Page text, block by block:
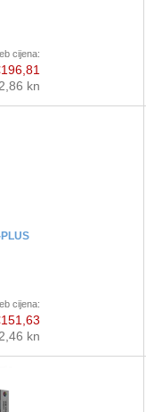
cijena:
kn
cijena:
kn